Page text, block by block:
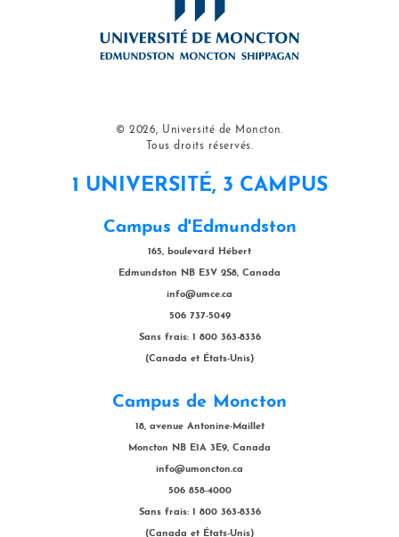
© 2026, Université de Moncton.
Tous droits réservés.
1 UNIVERSITÉ, 3 CAMPUS
Campus d'Edmundston
165, boulevard Hébert
Edmundston NB E3V 2S8, Canada
info@umce.ca
506 737-5049
Sans frais: 1 800 363-8336
(Canada et États-Unis)
Campus de Moncton
18, avenue Antonine-Maillet
Moncton NB E1A 3E9, Canada
info@umoncton.ca
506 858-4000
Sans frais: 1 800 363-8336
(Canada et États-Unis)